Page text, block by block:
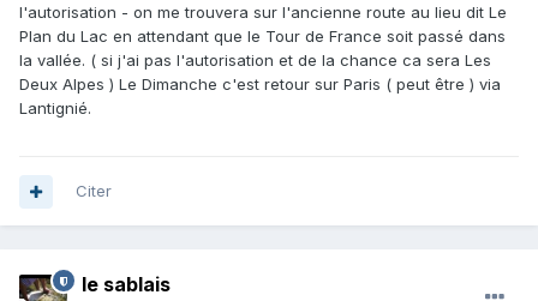
l'autorisation - on me trouvera sur l'ancienne route au lieu dit Le
Plan du Lac en attendant que le Tour de France soit passé dans
la vallée. ( si j'ai pas l'autorisation et de la chance ca sera Les
Deux Alpes ) Le Dimanche c'est retour sur Paris ( peut être ) via
Lantignié.
Citer
le sablais